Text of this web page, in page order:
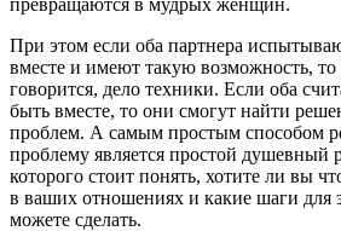
При этом если оба партнера
вместе и имеют такую возможность, то
говорится, дело техники. Если оба
быть вместе, то они смогут найти
проблем. А самым простым способом
проблему является простой душевный
которого стоит понять, хотите ли вы
в ваших отношениях и какие шаги для
можете сделать.